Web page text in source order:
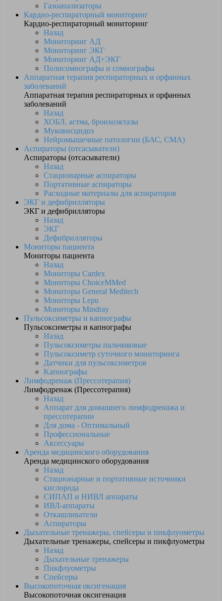
Газоанализаторы
Кардио-респираторный мониторинг
Кардио-респираторный мониторинг
Назад
Мониторинг АД
Мониторинг ЭКГ
Мониторинг АД+ЭКГ
Полисомнографы и сомнографы
Аппаратная терапия респираторных и орфанных
заболеваний
Аппаратная терапия респираторных и орфанных
заболеваний
Назад
ХОБЛ, астма, бронхоэктазы
Муковисцидоз
Нейромышечные патологии (БАС, СМА)
Аспираторы (отсасыватели)
Аспираторы (отсасыватели)
Назад
Стационарные аспираторы
Портативные аспираторы
Расходные материалы для аспираторов
ЭКГ и дефибрилляторы
ЭКГ и дефибрилляторы
Назад
ЭКГ
Дефибрилляторы
Мониторы пациента
Мониторы пациента
Назад
Мониторы Cardex
Мониторы ChoiceMMed
Мониторы General Meditech
Мониторы Lepu
Мониторы Mindray
Пульсоксиметры и капнографы
Пульсоксиметры и капнографы
Назад
Пульсоксиметры пальчиковые
Пульсоксиметр суточного мониторинга
Датчики для пульсоксиметров
Kапнографы
Лимфодренаж (Прессотерапия)
Лимфодренаж (Прессотерапия)
Назад
Аппарат для домашнего лимфодренажа и
прессотерапии
Для дома - Оптимальный
Профессиональные
Аксессуары
Аренда медицинского оборудования
Аренда медицинского оборудования
Назад
Стационарные и портативные источники
кислорода
СИПАП и НИВЛ аппараты
ИВЛ-аппараты
Откашливатели
Аспираторы
Дыхательные тренажеры, спейсеры и пикфлуометры
Дыхательные тренажеры, спейсеры и пикфлуометры
Назад
Дыхательные тренажеры
Пикфлуометры
Спейсеры
Высокопоточная оксигенация
Высокопоточная оксигенация